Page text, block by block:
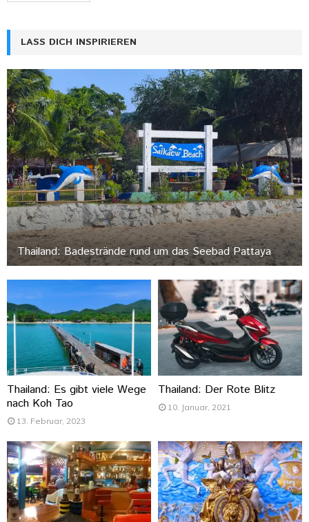
LASS DICH INSPIRIEREN
Thailand: Badestrände rund um das Seebad Pattaya
Thailand: Es gibt viele Wege
nach Koh Tao
13. Februar, 2023
Thailand: Der Rote Blitz
10. Januar, 2021